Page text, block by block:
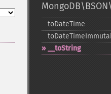
toDateTime
_​_​toString